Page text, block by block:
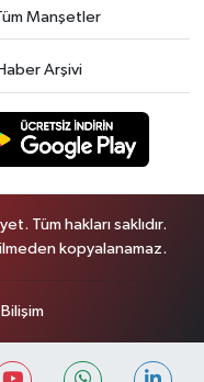
Manşetler
Arşivi
Tüm hakları saklıdır.
kopyalanamaz.
Bilişim